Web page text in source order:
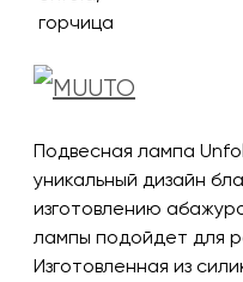
Подвесная лампа
уникальный дизайн
изготовлению
лампы подойдет для
Изготовленная из